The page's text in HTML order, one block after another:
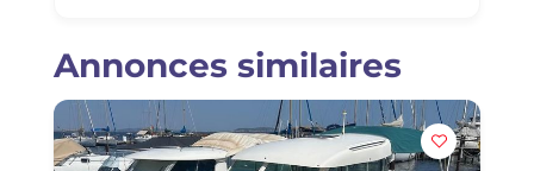
Annonces similaires